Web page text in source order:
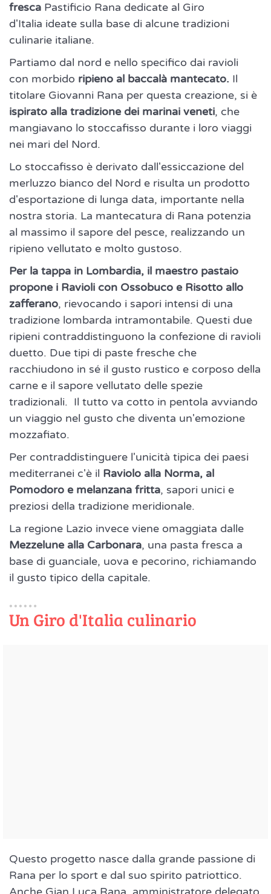
fresca Pastificio Rana dedicate al Giro
d'Italia ideate sulla base di alcune tradizioni
culinarie italiane.
Partiamo dal nord e nello specifico dai ravioli
con morbido ripieno al baccalà mantecato. Il
titolare Giovanni Rana per questa creazione, si è
ispirato alla tradizione dei marinai veneti, che
mangiavano lo stoccafisso durante i loro viaggi
nei mari del Nord.
Lo stoccafisso è derivato dall'essiccazione del
merluzzo bianco del Nord e risulta un prodotto
d'esportazione di lunga data, importante nella
nostra storia. La mantecatura di Rana potenzia
al massimo il sapore del pesce, realizzando un
ripieno vellutato e molto gustoso.
Per la tappa in Lombardia, il maestro pastaio
propone i Ravioli con Ossobuco e Risotto allo
zafferano, rievocando i sapori intensi di una
tradizione lombarda intramontabile. Questi due
ripieni contraddistinguono la confezione di ravioli
duetto. Due tipi di paste fresche che
racchiudono in sé il gusto rustico e corposo della
carne e il sapore vellutato delle spezie
tradizionali. Il tutto va cotto in pentola avviando
un viaggio nel gusto che diventa un'emozione
mozzafiato.
Per contraddistinguere l'unicità tipica dei paesi
mediterranei c'è il Raviolo alla Norma, al
Pomodoro e melanzana fritta, sapori unici e
preziosi della tradizione meridionale.
La regione Lazio invece viene omaggiata dalle
Mezzelune alla Carbonara, una pasta fresca a
base di guanciale, uova e pecorino, richiamando
il gusto tipico della capitale.
Un Giro d'Italia culinario
Questo progetto nasce dalla grande passione di
Rana per lo sport e dal suo spirito patriottico.